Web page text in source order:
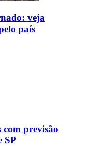
veja
país
com previsão
SP